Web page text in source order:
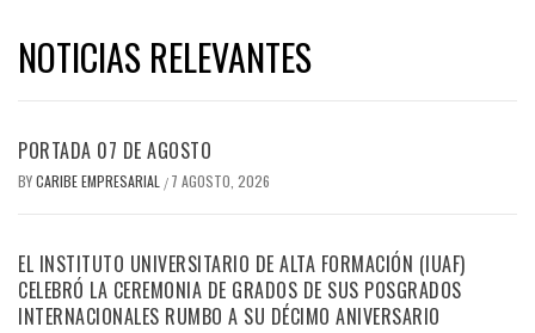
NOTICIAS RELEVANTES
PORTADA 07 DE AGOSTO
BYCARIBE EMPRESARIAL / 7 AGOSTO, 2026
EL INSTITUTO UNIVERSITARIO DE ALTA FORMACIÓN (IUAF)
CELEBRÓ LA CEREMONIA DE GRADOS DE SUS POSGRADOS
INTERNACIONALES RUMBO A SU DÉCIMO ANIVERSARIO